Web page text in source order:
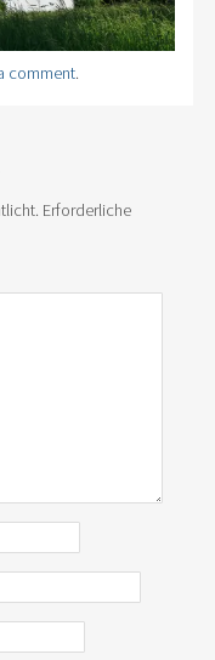
comment.
Erforderliche